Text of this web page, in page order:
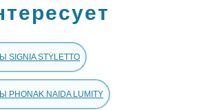
STYLETTO
NAIDA LUMITY